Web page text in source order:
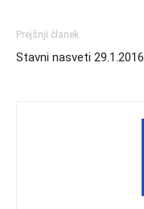
Prejšnji članek
Stavni nasveti 29.1.2016